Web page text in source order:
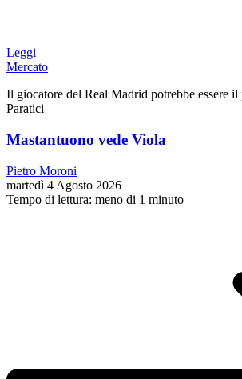
Leggi
Mercato
Il giocatore del Real Madrid potrebbe essere
Paratici
Mastantuono vede Viola
Pietro Moroni
martedì 4 Agosto 2026
Tempo di lettura: meno di 1 minuto